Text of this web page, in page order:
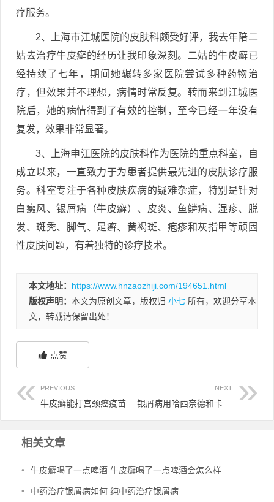
疗服务。
2、上海市江城医院的皮肤科颇受好评，我去年陪二
姑去治疗牛皮癣的经历让我印象深刻。二姑的牛皮癣已
经持续了七年，期间她辗转多家医院尝试多种药物治
疗，但效果并不理想，病情时常反复。转而来到江城医
院后，她的病情得到了有效的控制，至今已经一年没有
复发，效果非常显著。
3、上海申江医院的皮肤科作为医院的重点科室，自
成立以来，一直致力于为患者提供最先进的皮肤诊疗服
务。科室专注于各种皮肤疾病的疑难杂症，特别是针对
白癜风、银屑病（牛皮癣）、皮炎、鱼鳞病、湿疹、脱
发、斑秃、脚气、足癣、黄褐斑、疱疹和灰指甲等顽固
性皮肤问题，有着独特的诊疗技术。
本文地址： https://www.hnzaozhiji.com/194651.html
版权声明： 本文为原创文章，版权归 小七 所有，欢迎分享本
文，转载请保留出处！
点赞
PREVIOUS: NEXT:
银屑病用哈西奈德和卡泊三哪个好 哈西奈德溶液与卡泊三醇软膏
相关文章
• 牛皮癣喝了一点啤酒 牛皮癣喝了一点啤酒会怎么样
• 中药治疗银屑病如何 纯中药治疗银屑病